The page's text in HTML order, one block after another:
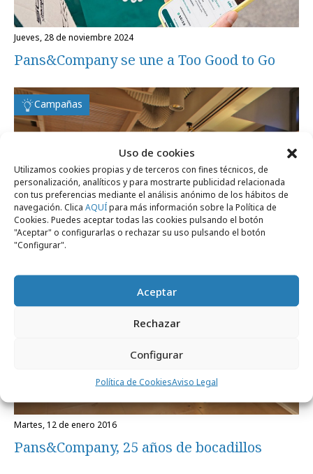
Uso de cookies
Utilizamos cookies propias y de terceros con fines técnicos, de
personalización, analíticos y para mostrarte publicidad relacionada
con tus preferencias mediante el análisis anónimo de los hábitos de
navegación. Clica AQUÍpara más información sobre la Política de
Cookies. Puedes aceptar todas las cookies pulsando el botón
"Aceptar" o configurarlas o rechazar su uso pulsando el botón
"Configurar".
Aceptar
Rechazar
Configurar
Política de CookiesAviso Legal
jueves, 28 de noviembre 2024
Pans&Company se une a Too Good to Go
Campañas
martes, 12 de enero 2016
Pans&Company, 25 años de bocadillos